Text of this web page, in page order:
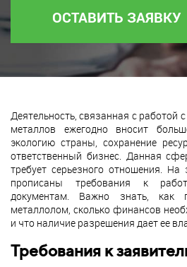
ОСТАВИТЬ ЗАЯВКУ
Деятельность, связанная с работой
металлов ежегодно вносит
экологию страны, сохранение
ответственный бизнес. Данная
требует серьезного отношения. На
прописаны требования к
документам. Важно знать, как
металлолом, сколько финансов
и что наличие разрешения дает ее
Требования к